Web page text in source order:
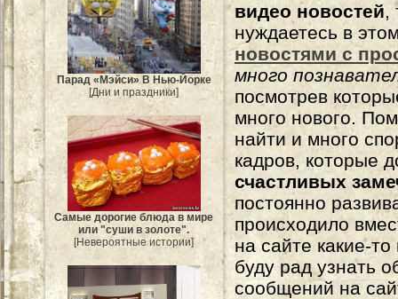
Парад «Мэйси» В Нью-Йорке
[Дни и праздники]
Самые дорогие блюда в мире
или "суши в золоте".
[Невероятные истории]
видео новостей,
нуждаетесь в
новостями с
много
посмотрев
много нового.
найти и много
кадров, которые
счастливых
постоянно
происходило
на сайте какие-
буду рад узнать
сообщений на